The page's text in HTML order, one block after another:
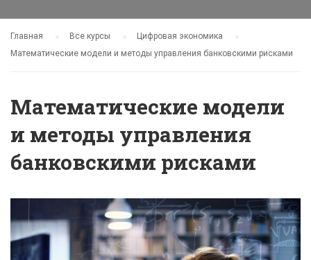
Главная Все курсы
Цифровая экономика
Математические модели и методы управления банковскими рисками
Математические модели
и методы управления
банковскими рисками